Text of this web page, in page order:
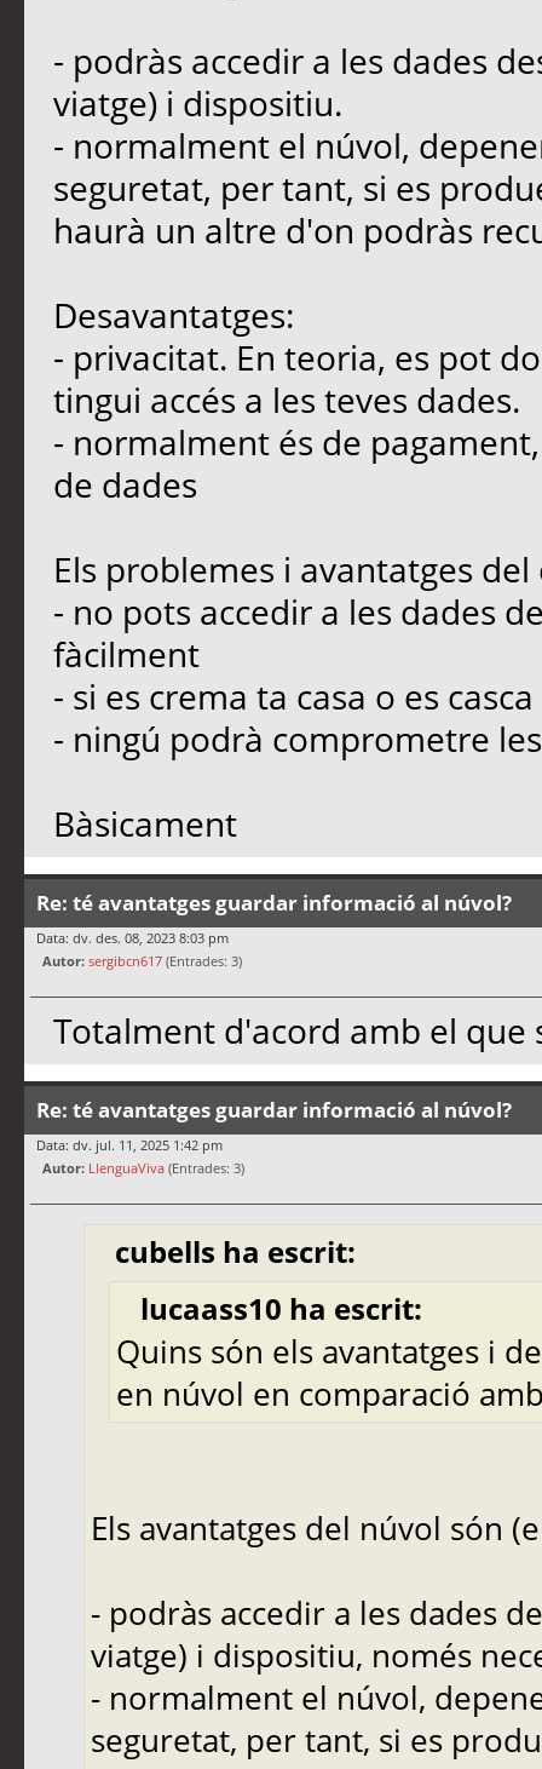
- podràs accedir a les dades
viatge) i dispositiu.
- normalment el núvol,
seguretat, per tant, si es
haurà un altre d'on podràs
Desavantatges:
- privacitat. En teoria, es pot
tingui accés a les teves dades.
- normalment és de
de dades
Els problemes i avantatges
- no pots accedir a les dades
fàcilment
- si es crema ta casa o es
- ningú podrà comprometre
Bàsicament
Re: té avantatges guardar informació al núvol?
Data: dv. des. 08, 2023 8:03 pm
Autor: sergibcn617 (Entrades: 3)
Totalment d'acord amb el que
Re: té avantatges guardar informació al núvol?
Data: dv. jul. 11, 2025 1:42 pm
Autor: LlenguaViva (Entrades: 3)
cubells ha escrit:
lucaass10 ha escrit:
Quins són els avantatges i
en núvol en comparació
Els avantatges del núvol són
- podràs accedir a les dades
viatge) i dispositiu, només
- normalment el núvol,
seguretat, per tant, si es